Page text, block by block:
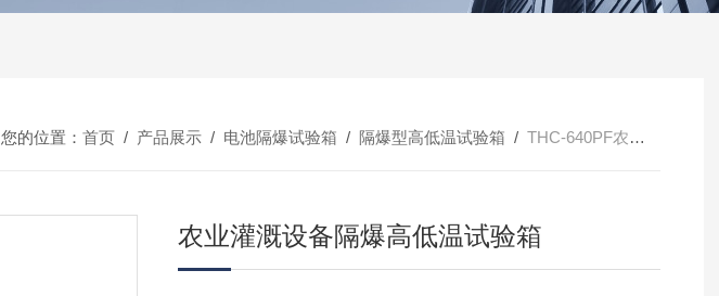
您的位置： 首页/ 产品展示/ 电池隔爆试验箱 / 隔爆型高低温试验箱 / THC-640PF农业灌溉设备隔爆高低温试验箱
农业灌溉设备隔爆高低温试验箱